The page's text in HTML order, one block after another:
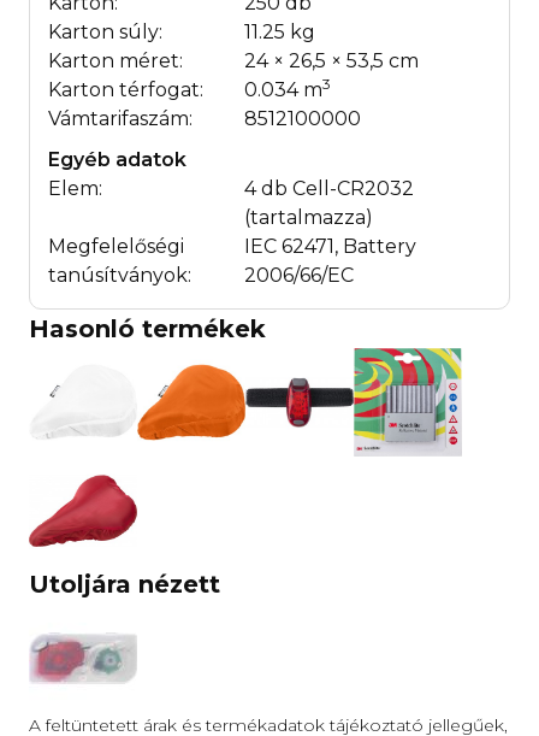
Karton súly:
11.25 kg
Karton méret:
24 × 26,5 × 53,5 cm
Karton térfogat:
0.034 m3
Vámtarifaszám:
8512100000
Egyéb adatok
Elem:
4 db Cell-CR2032
(tartalmazza)
Megfelelőségi
tanúsítványok:
IEC 62471, Battery
2006/66/EC
Hasonló termékek
Utoljára nézett
A feltüntetett árak és termékadatok tájékoztató jellegűek,